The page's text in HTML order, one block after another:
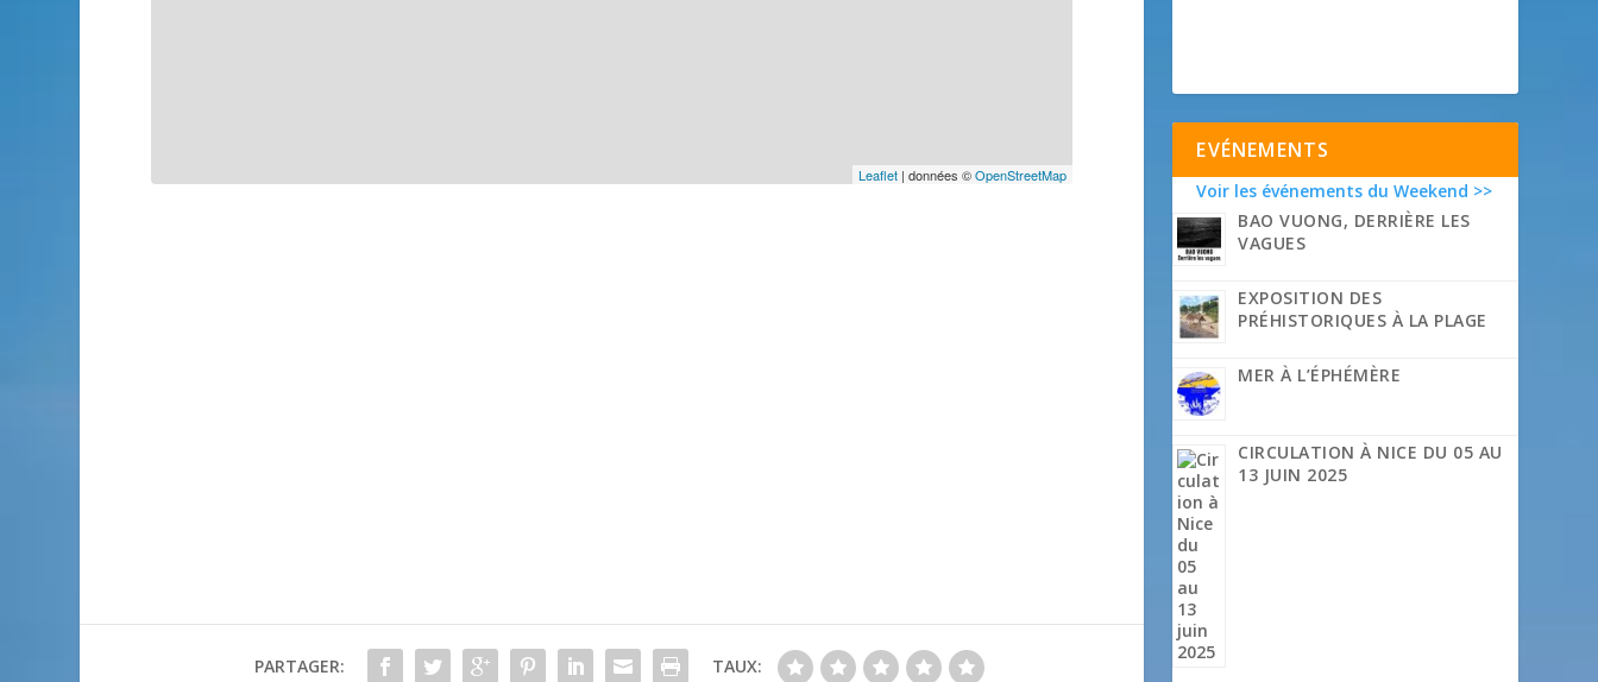
Leaflet | données ©OpenStreetMap
PARTAGER: TAUX:
EVÉNEMENTS
Voir les événements du Weekend >>
BAO VUONG, DERRIÈRE LES
VAGUES
EXPOSITION DES
PRÉHISTORIQUES À LA PLAGE
MER À L’ÉPHÉMÈRE
CIRCULATION À NICE DU 05 AU
13 JUIN 2025